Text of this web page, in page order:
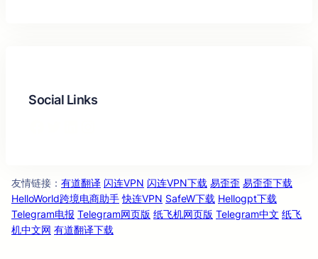
Social Links
友情链接 ： 有道翻译 闪连VPN 闪连VPN下载 易歪歪 易歪歪下载
HelloWorld跨境电商助手 快连VPN SafeW下载 Hellogpt下载
Telegram电报 Telegram网页版 纸飞机网页版 Telegram中文 纸飞
机中文网 有道翻译下载